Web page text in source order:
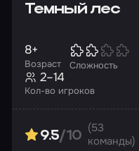
Темный лес
Возраст
8+
Сложность
Кол-во игроков
2–14
9.5/10
(53
команды)